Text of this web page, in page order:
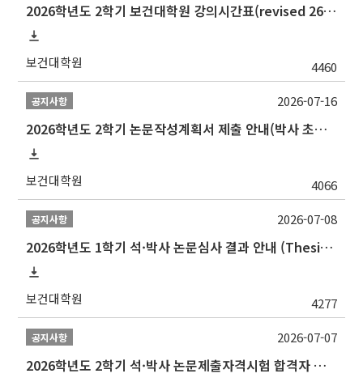
2026학년도 2학기 보건대학원 강의시간표(revised 260803)(2026 2nd SEMESTER SNU GSPH TIMETABLE)
보건대학원 4460
공지사항
2026학년도 2학기 논문작성계획서 제출 안내(박사 초심 일정 포함)_Thesis Proposal
보건대학원 4066
2026-07-16
공지사항
2026학년도 1학기 석·박사 논문심사 결과 안내 (Thesis Defense Result)
보건대학원 4277
2026-07-08
공지사항
2026학년도 2학기 석·박사 논문제출자격시험 합격자 공고(TSQ Exam Result)
2026-07-07